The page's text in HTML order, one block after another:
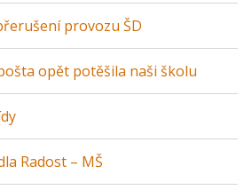
provozu ŠD
opět potěšila naši školu
Radost – MŠ